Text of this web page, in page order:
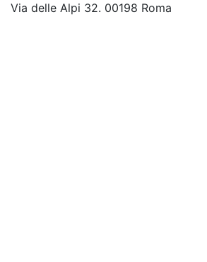
Via delle Alpi 32. 00198 Roma